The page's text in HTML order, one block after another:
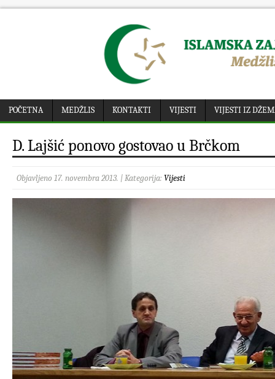
POČETNA MEDŽLIS KONTAKTI VIJESTI VIJESTI IZ
D. Lajšić ponovo gostovao u Brčkom
Objavljeno 17. novembra 2013. | Kategorija: Vijesti